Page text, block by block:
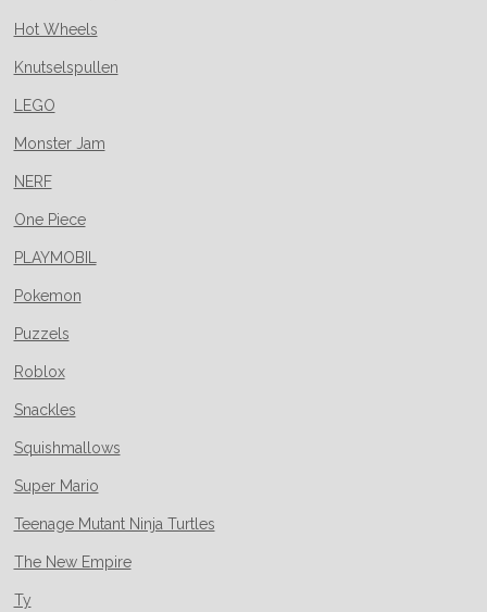
Hot Wheels
Knutselspullen
LEGO
Monster Jam
NERF
One Piece
PLAYMOBIL
Pokemon
Puzzels
Roblox
Snackles
Squishmallows
Super Mario
Teenage Mutant Ninja Turtles
The New Empire
Ty